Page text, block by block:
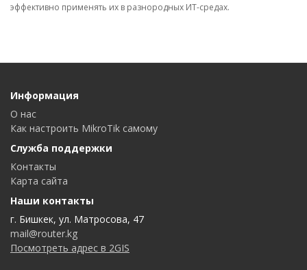
эффективно применять их в разнородных ИТ-средах.
Информация
О нас
Как настроить MikroTik самому
Служба поддержки
Контакты
Карта сайта
Наши контакты
г. Бишкек, ул. Матросова, 47
mail@router.kg
Посмотреть адрес в 2GIS